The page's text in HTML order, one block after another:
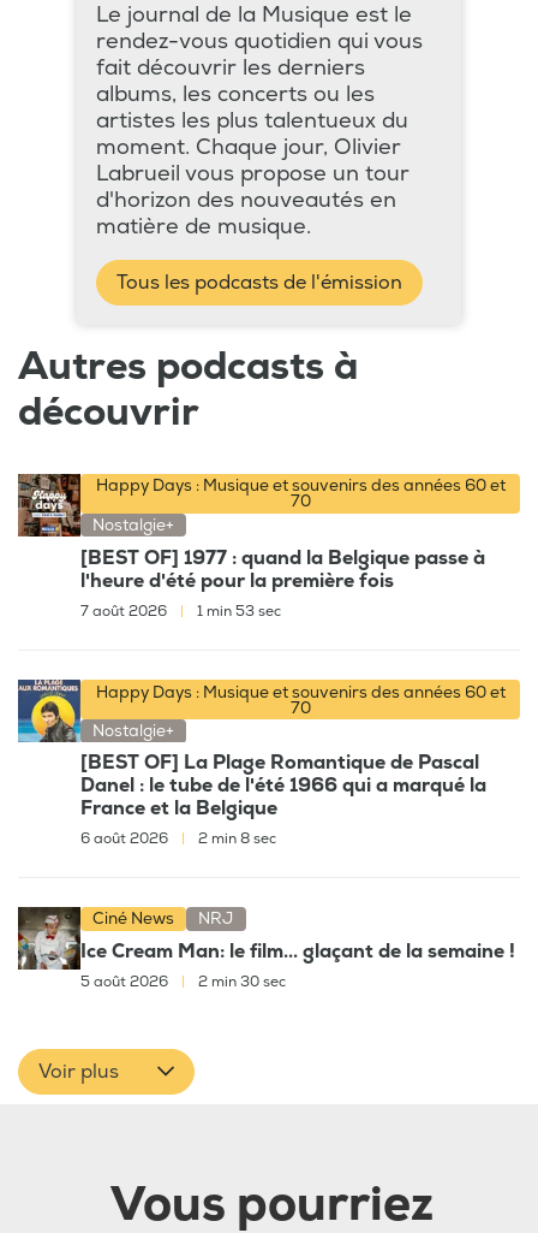
Le journal de la Musique est le
rendez-vous quotidien qui vous
fait découvrir les derniers
albums, les concerts ou les
artistes les plus talentueux du
moment. Chaque jour, Olivier
Labrueil vous propose un tour
d'horizon des nouveautés en
matière de musique.
Tous les podcasts de l'émission
Autres podcasts à
découvrir
Happy Days : Musique et souvenirs des années 60 et
70
Nostalgie+
[BEST OF] 1977 : quand la Belgique passe à
l'heure d'été pour la première fois
7 août 2026 1 min 53 sec
Happy Days : Musique et souvenirs des années 60 et
70
Nostalgie+
[BEST OF] La Plage Romantique de Pascal
Danel : le tube de l'été 1966 qui a marqué la
France et la Belgique
6 août 2026 2 min 8 sec
Ciné News NRJ
Ice Cream Man: le film... glaçant de la semaine !
5 août 2026 2 min 30 sec
Voir plus
Vous pourriez